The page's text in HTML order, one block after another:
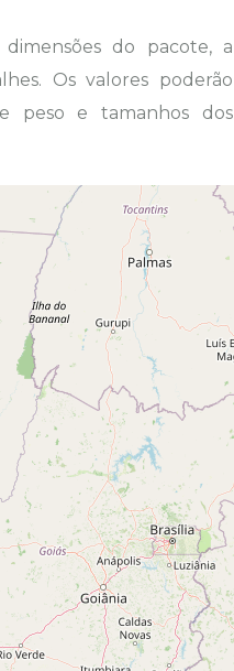
do pacote, a
Os valores poderão
peso e tamanhos dos